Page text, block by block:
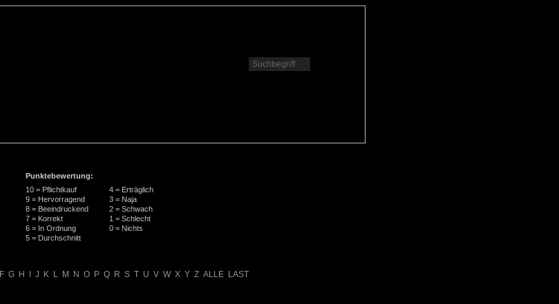
Punktebewertung:
10 = Pflichtkauf
9 = Hervorragend
8 = Beeindruckend
7 = Korrekt
6 = In Ordnung
5 = Durchschnitt
4 = Erträglich
3 = Naja
2 = Schwach
1 = Schlecht
0 = Nichts
F G H J K L M N O P Q R S T U V W X Y Z ALLE LAST